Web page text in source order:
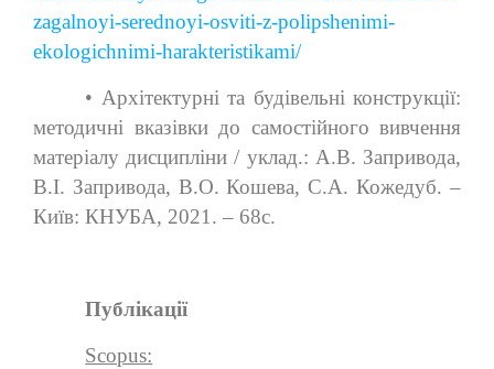
zagalnoyi-serednoyi-osviti-z-polipshenimi-
ekologichnimi-harakteristikami/
• Архітектурні та будівельні конструкції:
методичні вказівки до самостійного вивчення
матеріалу дисципліни / уклад.: А.В. Запривода,
В.І. Запривода, В.О. Кошева, С.А. Кожедуб. –
Київ: КНУБА, 2021. – 68с.
Публікації
Scopus: